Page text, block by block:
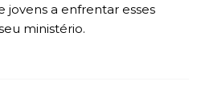
jovens a enfrentar esses
ministério.